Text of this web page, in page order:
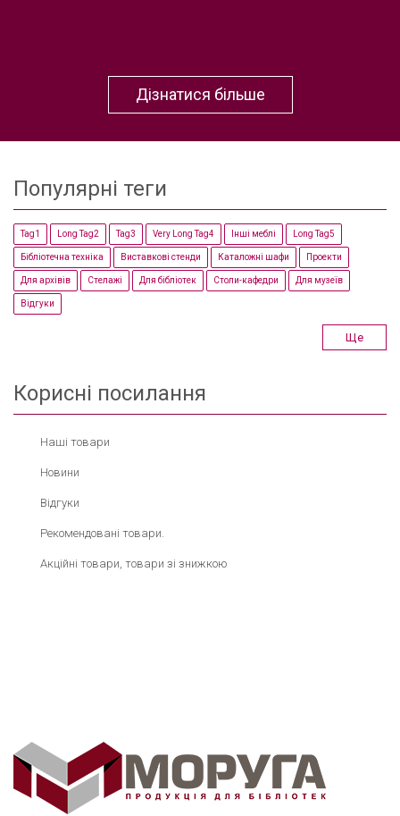
Дізнатися більше
Популярні теги
Tag1 Long Tag2 Tag3 Very Long Tag4 Інші меблі Long Tag5
Бібліотечна техніка Виставкові стенди Каталожні шафи Проекти
Для архівів Стелажі Для бібліотек Столи-кафедри Для музеїв
Відгуки
Ще
Корисні посилання
Наші товари
Новини
Відгуки
Рекомендовані товари.
Акційні товари, товари зі знижкою